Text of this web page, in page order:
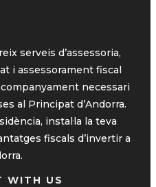
serveis d’assessoria,
i assessorament fiscal
necessari
al Principat d’Andorra.
instal·la la teva
fiscals d’invertir a
WITH US